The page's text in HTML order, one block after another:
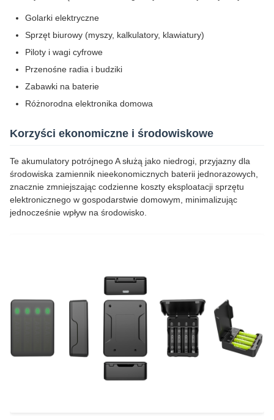
Golarki elektryczne
Sprzęt biurowy (myszy, kalkulatory, klawiatury)
Piloty i wagi cyfrowe
Przenośne radia i budziki
Zabawki na baterie
Różnorodna elektronika domowa
Korzyści ekonomiczne i środowiskowe
Te akumulatory potrójnego A służą jako niedrogi, przyjazny dla
środowiska zamiennik nieekonomicznych baterii jednorazowych,
znacznie zmniejszając codzienne koszty eksploatacji sprzętu
elektronicznego w gospodarstwie domowym, minimalizując
jednocześnie wpływ na środowisko.